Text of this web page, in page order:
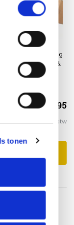
tonen
Montagelevering
- Extra gemak &
geen afval
€3.939,95
+
Incl. btw